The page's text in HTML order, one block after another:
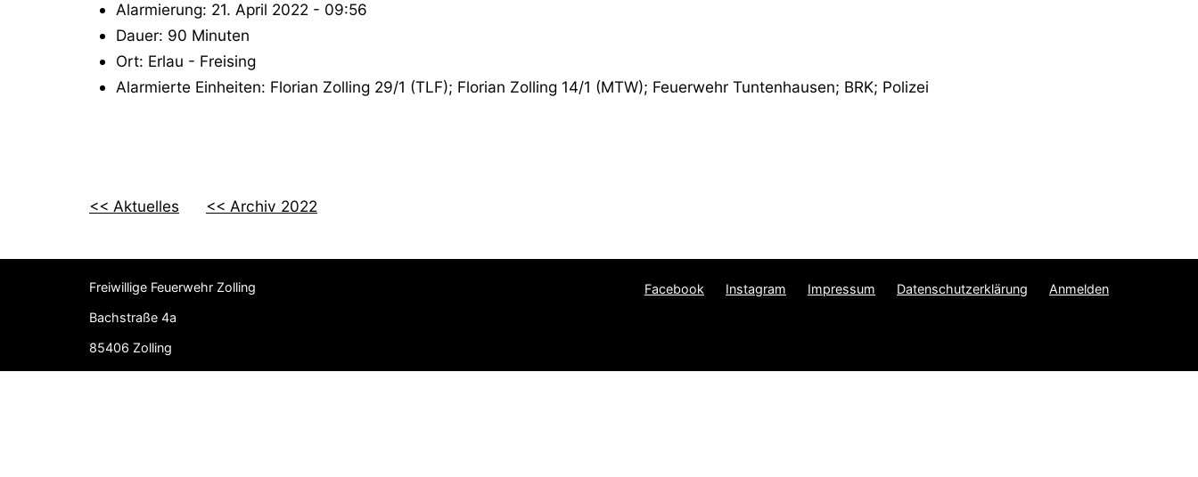
Alarmierung: 21. April 2022 - 09:56
Dauer: 90 Minuten
Ort: Erlau - Freising
Alarmierte Einheiten: Florian Zolling 29/1 (TLF); Florian Zolling 14/1 (MTW); Feuerwehr Tuntenhausen; BRK; Polizei
<< Aktuelles << Archiv 2022
Freiwillige Feuerwehr Zolling
Bachstraße 4a
85406 Zolling
Facebook Instagram Impressum Datenschutzerklärung Anmelden